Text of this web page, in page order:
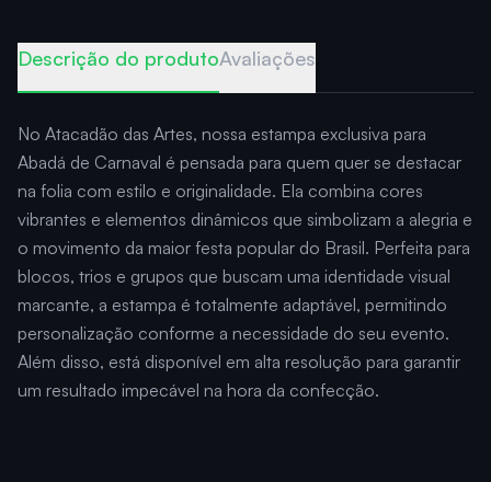
Descrição do produtoAvaliações
No Atacadão das Artes, nossa estampa exclusiva para
Abadá de Carnaval é pensada para quem quer se destacar
na folia com estilo e originalidade. Ela combina cores
vibrantes e elementos dinâmicos que simbolizam a alegria e
o movimento da maior festa popular do Brasil. Perfeita para
blocos, trios e grupos que buscam uma identidade visual
marcante, a estampa é totalmente adaptável, permitindo
personalização conforme a necessidade do seu evento.
Além disso, está disponível em alta resolução para garantir
um resultado impecável na hora da confecção.